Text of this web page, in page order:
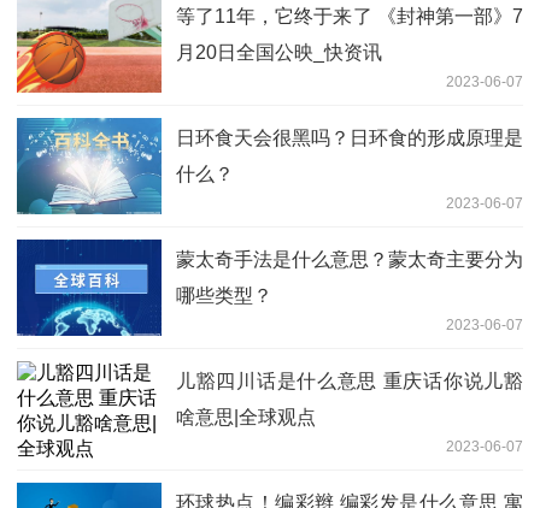
等了11年，它终于来了 《封神第一部》7
月20日全国公映_快资讯
2023-06-07
日环食天会很黑吗？日环食的形成原理是
什么？
2023-06-07
蒙太奇手法是什么意思？蒙太奇主要分为
哪些类型？
2023-06-07
儿豁四川话是什么意思 重庆话你说儿豁
啥意思|全球观点
2023-06-07
环球热点！编彩辫 编彩发是什么意思 寓